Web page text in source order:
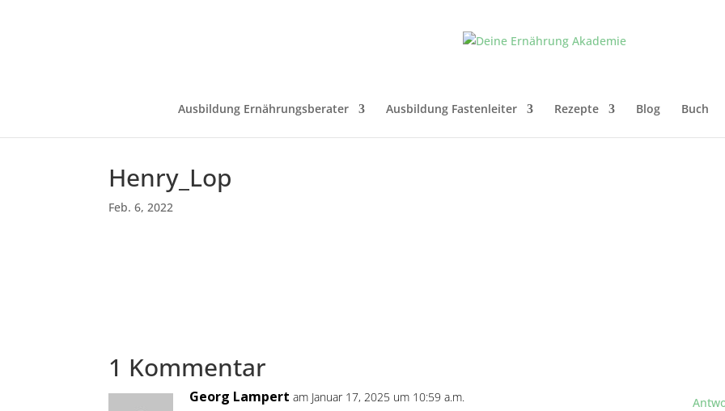
Ausbildung Ernährungsberater Ausbildung Fastenleiter Rezepte Blog Buch
Henry_Lop
Feb. 6, 2022
1 Kommentar
Georg Lampert am Januar 17, 2025 um 10:59 a.m.